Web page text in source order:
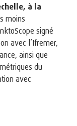
à la
moins
signé
avec l’Ifremer,
ainsi que
du
avec